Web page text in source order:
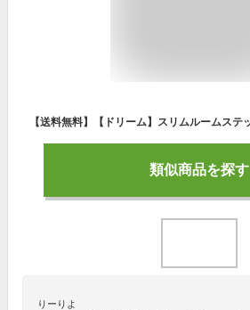
類似商品を探す
りーりよ